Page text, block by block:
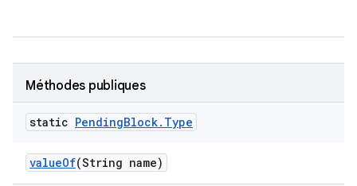
Méthodes publiques
static PendingBlock. Type
valueOf(String name)